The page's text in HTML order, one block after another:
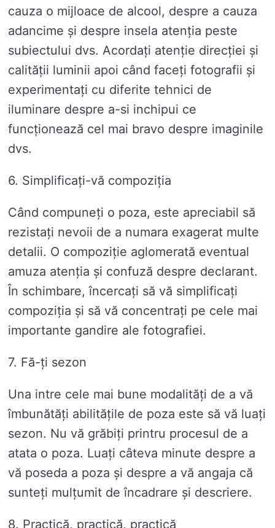
cauza o mijloace de alcool, despre a cauza
adancime și despre insela atenția peste
subiectului dvs. Acordați atenție direcției și
calității luminii apoi când faceți fotografii și
experimentați cu diferite tehnici de
iluminare despre a-si inchipui ce
funcționează cel mai bravo despre imaginile
dvs.
6. Simplificați-vă compoziția
Când compuneți o poza, este apreciabil să
rezistați nevoii de a numara exagerat multe
detalii. O compoziție aglomerată eventual
amuza atenția și confuză despre declarant.
În schimbare, încercați să vă simplificați
compoziția și să vă concentrați pe cele mai
importante gandire ale fotografiei.
7. Fă-ți sezon
Una intre cele mai bune modalități de a vă
îmbunătăți abilitățile de poza este să vă luați
sezon. Nu vă grăbiți printru procesul de a
atata o poza. Luați câteva minute despre a
vă poseda a poza și despre a vă angaja că
sunteți mulțumit de încadrare și descriere.
8. Practică, practică, practică